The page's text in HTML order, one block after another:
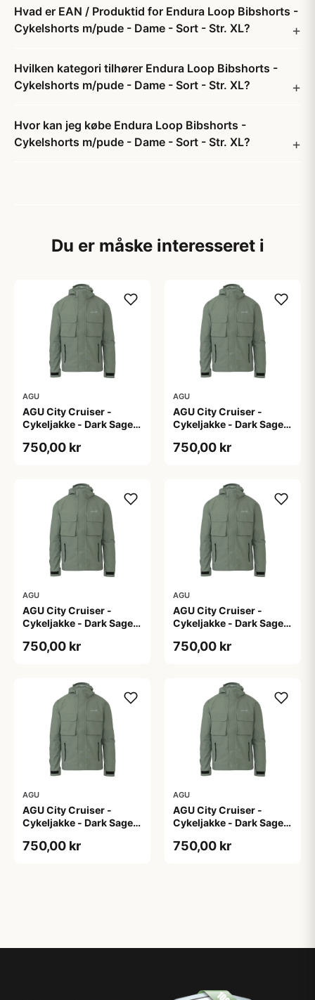
Hvad er EAN / Produktid for Endura Loop Bibshorts -
Cykelshorts m/pude - Dame - Sort - Str. XL?
Hvilken kategori tilhører Endura Loop Bibshorts -
Cykelshorts m/pude - Dame - Sort - Str. XL?
Hvor kan jeg købe Endura Loop Bibshorts -
Cykelshorts m/pude - Dame - Sort - Str. XL?
Du er måske interesseret i
AGU
AGU City Cruiser -
Cykeljakke - Dark Sage -
750,00 kr
AGU
AGU City Cruiser -
Cykeljakke - Dark Sage -
750,00 kr
AGU
AGU City Cruiser -
Cykeljakke - Dark Sage -
750,00 kr
AGU
AGU City Cruiser -
Cykeljakke - Dark Sage -
750,00 kr
AGU
AGU City Cruiser -
Cykeljakke - Dark Sage -
750,00 kr
AGU
AGU City Cruiser -
Cykeljakke - Dark Sage -
750,00 kr